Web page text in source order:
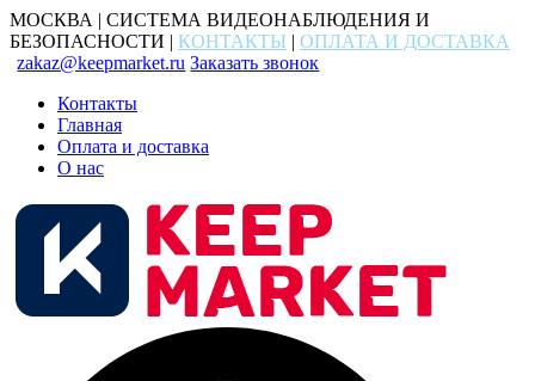
МОСКВА | СИСТЕМА ВИДЕОНАБЛЮДЕНИЯ И
БЕЗОПАСНОСТИ | КОНТАКТЫ | ОПЛАТА И ДОСТАВКА
zakaz@keepmarket.ru Заказать звонок
Контакты
Главная
Оплата и доставка
О нас